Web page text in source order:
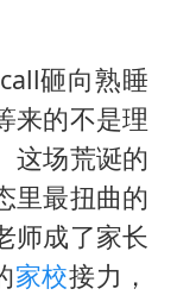
实姓名曝光
如何把百年大党建设得更加坚强有力
一枚俄导弹都没击落 泽连斯基发声
多专业取消艺考 文化工作者要有文化
“银行午休1.5小时”留个窗口行不行
砸向熟睡
来的不是理
这场荒诞的
里最扭曲的
师成了家长
家校接力，